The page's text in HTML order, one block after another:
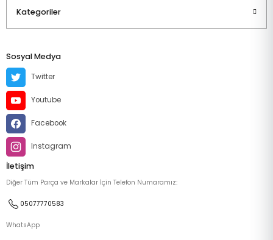
Kategoriler
Sosyal Medya
Twitter
Youtube
Facebook
Instagram
İletişim
Diğer Tüm Parça ve Markalar İçin Telefon Numaramız:
05077770583
WhatsApp